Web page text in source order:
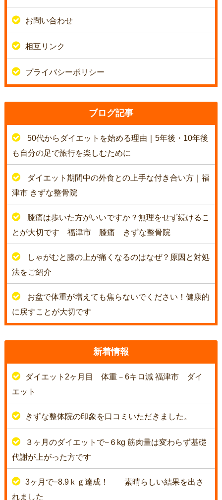
お問い合わせ
相互リンク
プライバシーポリシー
ブログ記事
50代からダイエットを始める理由｜5年後・10年後
も自分の足で旅行を楽しむために
ダイエット期間中の外食との上手な付き合い方｜福
津市 きずな整骨院
膝痛は歩いた方がいいですか？無理をせず続けるこ
とが大切です 福津市 膝痛 きずな整骨院
しゃがむと膝の上が痛くなるのはなぜ？原因と対処
法をご紹介
お盆で体重が増えても焦らないでください！健康的
に戻すことが大切です
新着情報
ダイエット2ヶ月目 体重－6キロ減 福津市 ダイ
エット
きずな整体院の印象を口コミいただきました。
３ヶ月のダイエットで−６kg 筋肉量は変わらず基礎
代謝が上がった方です
3ヶ月で−8.9ｋｇ達成！
素晴らしい結果を出さ
れました